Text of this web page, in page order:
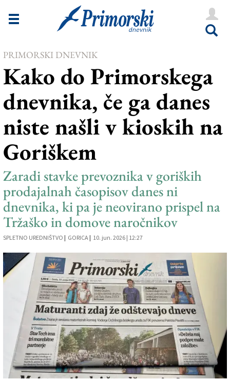
Novice
Goriška
Kultura
Šport
Še
Vreme
Uredništvo
Oglasi
Založnik
Zadruga PD
Naročnine
PRIMORSKI DNEVNIK
Kako do Primorskega
dnevnika, če ga danes
niste našli v kioskih na
Goriškem
Zaradi stavke prevoznika v goriških
prodajalnah časopisov danes ni
dnevnika, ki pa je neovirano prispel na
Tržaško in domove naročnikov
SPLETNO UREDNIŠTVO | GORICA | 10. jun. 2026 | 12:27